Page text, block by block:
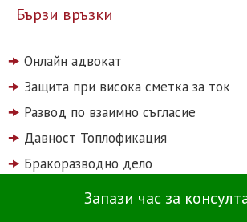
Бързи връзки
Онлайн адвокат
Защита при висока сметка за ток
Развод по взаимно съгласие
Давност Топлофикация
Бракоразводно дело
Запази час за